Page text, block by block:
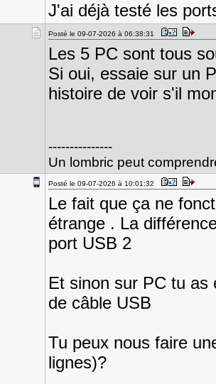
J'ai déjà testé les
Posté le 09-07-2026 à 06:38:31
Les 5 PC sont tous
Si oui, essaie sur un
histoire de voir s'il
---------------
Un lombric peut
Posté le 09-07-2026 à 10:01:32
Le fait que ça ne
étrange . La
port USB 2
Et sinon sur PC tu as
de câble USB
Tu peux nous faire
lignes)?